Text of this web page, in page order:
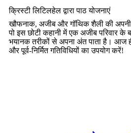
क्रिस्टी लिटिलहेल द्वारा पाठ योजनाएं
खौफनाक, अजीब और गॉथिक शैली की अपनी
पो इस छोटी कहानी में एक अजीब परिवार के
भयानक तरीकों से अपना अंत पाता है। आज ही
और पूर्व-निर्मित गतिविधियों का उपयोग करें!